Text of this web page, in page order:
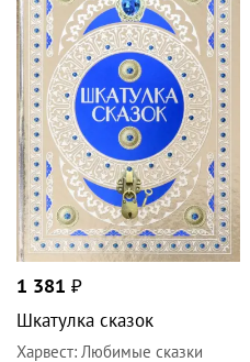
1 381 ₽
Шкатулка сказок
Харвест: Любимые сказки